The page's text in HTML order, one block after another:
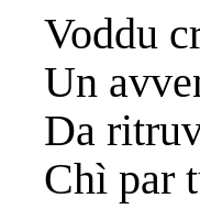
Voddu
Un
Da
Chì par